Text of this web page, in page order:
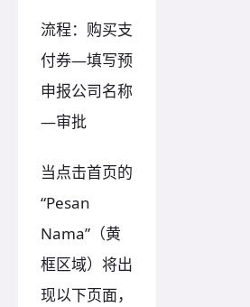
流程：购买支
付券—填写预
申报公司名称
—审批
当点击首页的
“Pesan
Nama”（黄
框区域）将出
现以下页面，